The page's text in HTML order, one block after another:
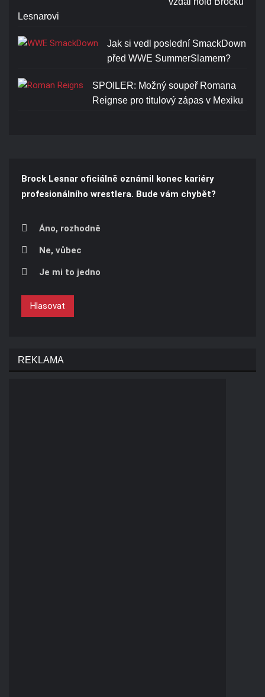
Lesnarovi
Jak si vedl poslední SmackDown
před WWE SummerSlamem?
SPOILER: Možný soupeř Romana
Reignse pro titulový zápas v Mexiku
Brock Lesnar oficiálně oznámil konec kariéry
profesionálního wrestlera. Bude vám chybět?
Áno, rozhodně
Ne, vůbec
Je mi to jedno
Hlasovat
REKLAMA